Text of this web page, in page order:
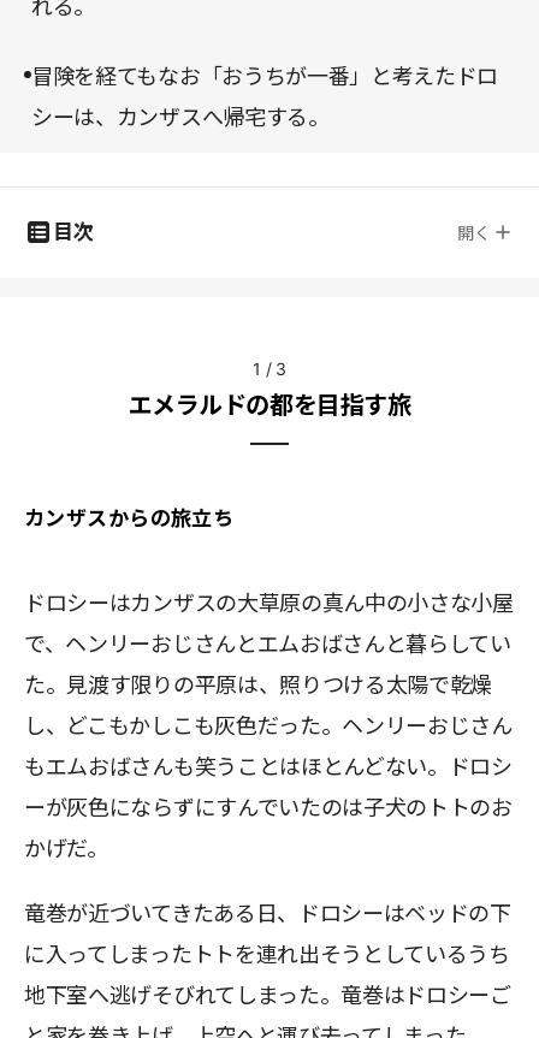
れる。
冒険を経てもなお「おうちが一番」と考えたドロ
シーは、カンザスへ帰宅する。
目次 開く
1 / 3
エメラルドの都を目指す旅
カンザスからの旅立ち
ドロシーはカンザスの大草原の真ん中の小さな小屋
で、ヘンリーおじさんとエムおばさんと暮らしてい
た。見渡す限りの平原は、照りつける太陽で乾燥
し、どこもかしこも灰色だった。ヘンリーおじさん
もエムおばさんも笑うことはほとんどない。ドロシ
ーが灰色にならずにすんでいたのは子犬のトトのお
かげだ。
竜巻が近づいてきたある日、ドロシーはベッドの下
に入ってしまったトトを連れ出そうとしているうち
地下室へ逃げそびれてしまった。竜巻はドロシーご